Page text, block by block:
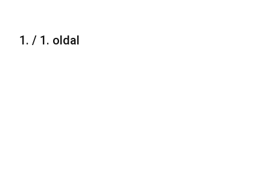
1. / 1. oldal